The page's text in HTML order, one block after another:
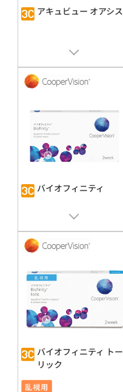
アキュビュー オアシス
承認番号 : 21800BZY10252000
バイオフィニティ
承認番号 : 22200BZX00714A01
バイオフィニティ トー
リック